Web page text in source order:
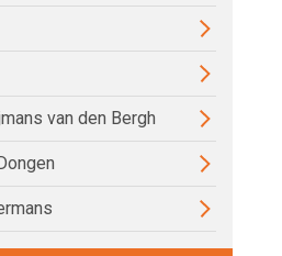
van den Bergh